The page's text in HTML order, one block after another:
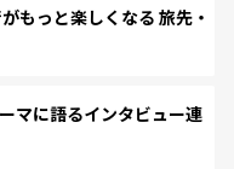
っと楽しくなる 旅先・
マに語るインタビュー連